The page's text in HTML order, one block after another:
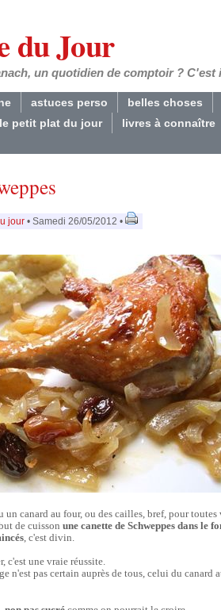
du Jour
un quotidien de comptoir ? C'est
astuces perso belles choses
le petit plat du jour livres à connaître
jour • Samedi 26/05/2012 •
un canard au four, ou des cailles, bref, pour toutes
de cuisson une canette de Schweppes dans le
, c'est divin.
c'est une vraie réussite.
n'est pas certain auprès de tous, celui du canard